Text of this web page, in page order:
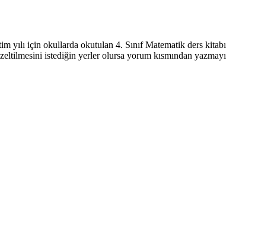
yılı için okullarda okutulan 4. Sınıf Matematik ders kitabı
istediğin yerler olursa yorum kısmından yazmayı